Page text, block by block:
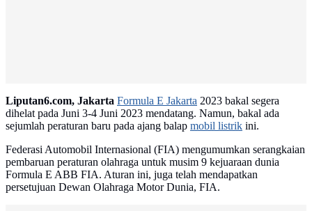
Liputan6.com, Jakarta Formula E Jakarta 2023 bakal segera
dihelat pada Juni 3-4 Juni 2023 mendatang. Namun, bakal ada
sejumlah peraturan baru pada ajang balap mobil listrik ini.
Federasi Automobil Internasional (FIA) mengumumkan serangkaian
pembaruan peraturan olahraga untuk musim 9 kejuaraan dunia
Formula E ABB FIA. Aturan ini, juga telah mendapatkan
persetujuan Dewan Olahraga Motor Dunia, FIA.